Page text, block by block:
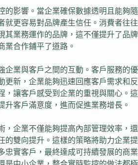
的影響。當企業確保數據透明且能夠隨
就更容易對品牌產生信任。消費者往往
其業務運作的品牌，這不僅提升了品牌
業合作鋪平了道路。
企業與客戶之間的互動。客戶服務的優
更新，企業能夠迅速回應客戶需求和反
，讓客戶感受到企業的重視與關心。這
升客戶滿意度，進而促進業務增長。
，企業不僅能夠提高內部管理效率，還
的雙向提升。這樣的策略將助力企業提
忠實客戶，最終達成可持續發展的商業